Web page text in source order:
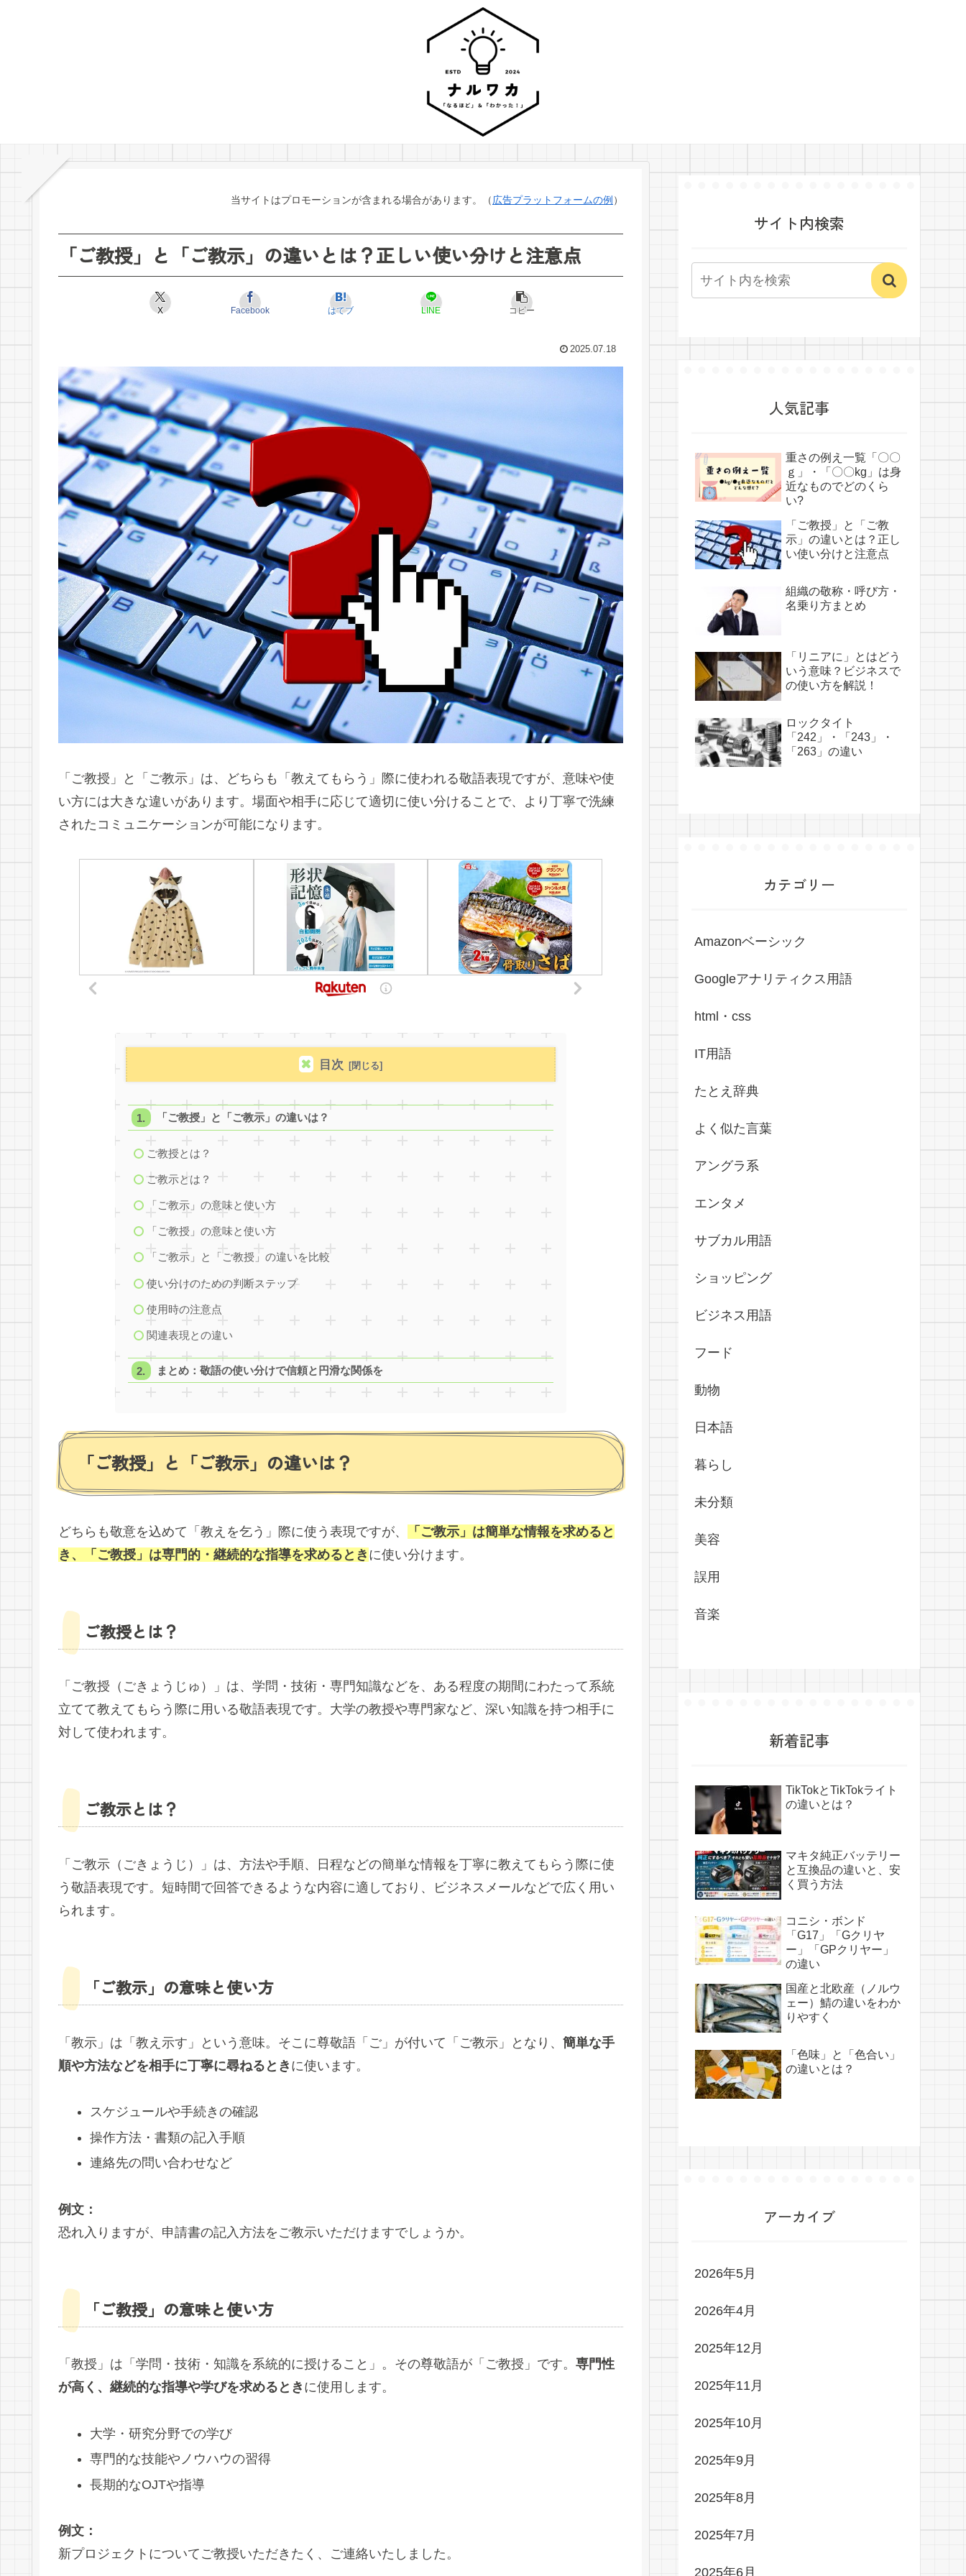
当サイトはプロモーションが含まれる場合があります。（広告プラットフォームの例 ）
「ご教授」と「ご教示」の違いとは？正しい使い分けと注意点
X Facebook はてブ LINE コピー
2025.07.18
「ご教授」と「ご教示」は、どちらも「教えてもらう」際に使われる敬語表現ですが、意味や使
い方には大きな違いがあります。場面や相手に応じて適切に使い分けることで、より丁寧で洗練
されたコミュニケーションが可能になります。
目次
「ご教授」と「ご教示」の違いは？
ご教授とは？
ご教示とは？
「ご教示」の意味と使い方
「ご教授」の意味と使い方
「ご教示」と「ご教授」の違いを比較
使い分けのための判断ステップ
使用時の注意点
関連表現との違い
まとめ：敬語の使い分けで信頼と円滑な関係を
「ご教授」と「ご教示」の違いは？
どちらも敬意を込めて「教えを乞う」際に使う表現ですが、
「ご教示」は簡単な情報を求めると
き、「ご教授」は専門的・継続的な指導を求めるとき に使い分けます。
ご教授とは？
「ご教授（ごきょうじゅ）」は、学問・技術・専門知識などを、ある程度の期間にわたって系統
立てて教えてもらう際に用いる敬語表現です。大学の教授や専門家など、深い知識を持つ相手に
対して使われます。
ご教示とは？
「ご教示（ごきょうじ）」は、方法や手順、日程などの簡単な情報を丁寧に教えてもらう際に使
う敬語表現です。短時間で回答できるような内容に適しており、ビジネスメールなどで広く用い
られます。
「ご教示」の意味と使い方
「教示」は「教え示す」という意味。そこに尊敬語「ご」が付いて「ご教示」となり、 簡単な手
順や方法などを相手に丁寧に尋ねるとき に使います。
スケジュールや手続きの確認
操作方法・書類の記入手順
連絡先の問い合わせなど
例文：
恐れ入りますが、申請書の記入方法をご教示いただけますでしょうか。
「ご教授」の意味と使い方
「教授」は「学問・技術・知識を系統的に授けること」。その尊敬語が「ご教授」です。 専門性
が高く、継続的な指導や学びを求めるとき に使用します。
大学・研究分野での学び
専門的な技能やノウハウの習得
長期的なOJTや指導
例文：
新プロジェクトについてご教授いただきたく、ご連絡いたしました。
サイト内検索
人気記事
重さの例え一覧「〇〇
ｇ」・「〇〇kg」は身
近なものでどのくら
い?
「ご教授」と「ご教
示」の違いとは？正し
い使い分けと注意点
組織の敬称・呼び方・
名乗り方まとめ
「リニアに」とはどう
いう意味？ビジネスで
の使い方を解説！
ロックタイト
「242」・「243」・
「263」の違い
カテゴリー
Amazonベーシック
Googleアナリティクス用語
html・css
IT用語
たとえ辞典
よく似た言葉
アングラ系
エンタメ
サブカル用語
ショッピング
ビジネス用語
フード
動物
日本語
暮らし
未分類
美容
誤用
音楽
新着記事
TikTokとTikTokライト
の違いとは？
マキタ純正バッテリー
と互換品の違いと、安
く買う方法
コニシ・ボンド
「G17」「Gクリヤ
ー」「GPクリヤー」
の違い
国産と北欧産（ノルウ
ェー）鯖の違いをわか
りやすく
「色味」と「色合い」
の違いとは？
アーカイブ
2026年5月
2026年4月
2025年12月
2025年11月
2025年10月
2025年9月
2025年8月
2025年7月
2025年6月